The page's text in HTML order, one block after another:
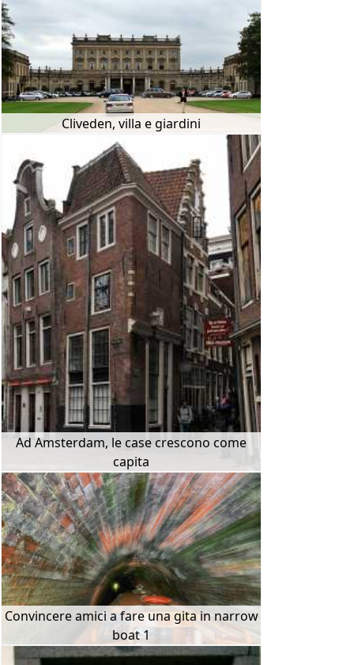
Cliveden, villa e giardini
Ad Amsterdam, le case crescono come
capita
Convincere amici a fare una gita in narrow
boat 1